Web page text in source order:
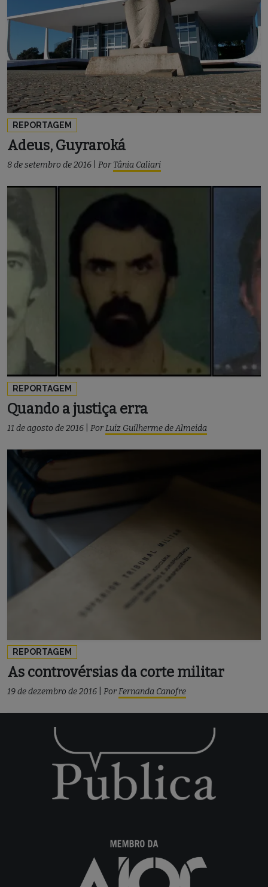
REPORTAGEM
Adeus, Guyraroká
8 de setembro de 2016 Por Tânia Caliari
REPORTAGEM
Quando a justiça erra
11 de agosto de 2016 PorLuiz Guilherme de Almeida
REPORTAGEM
As controvérsias da corte militar
19 de dezembro de 2016 PorFernanda Canofre